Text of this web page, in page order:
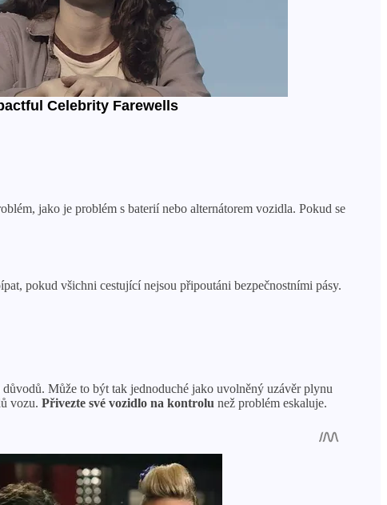
jako je problém s baterií nebo alternátorem vozidla. Pokud se
pokud všichni cestující nejsou připoutáni bezpečnostními pásy.
Může to být tak jednoduché jako uvolněný uzávěr plynu
vozu. Přivezte své vozidlo na kontrolu než problém eskaluje.